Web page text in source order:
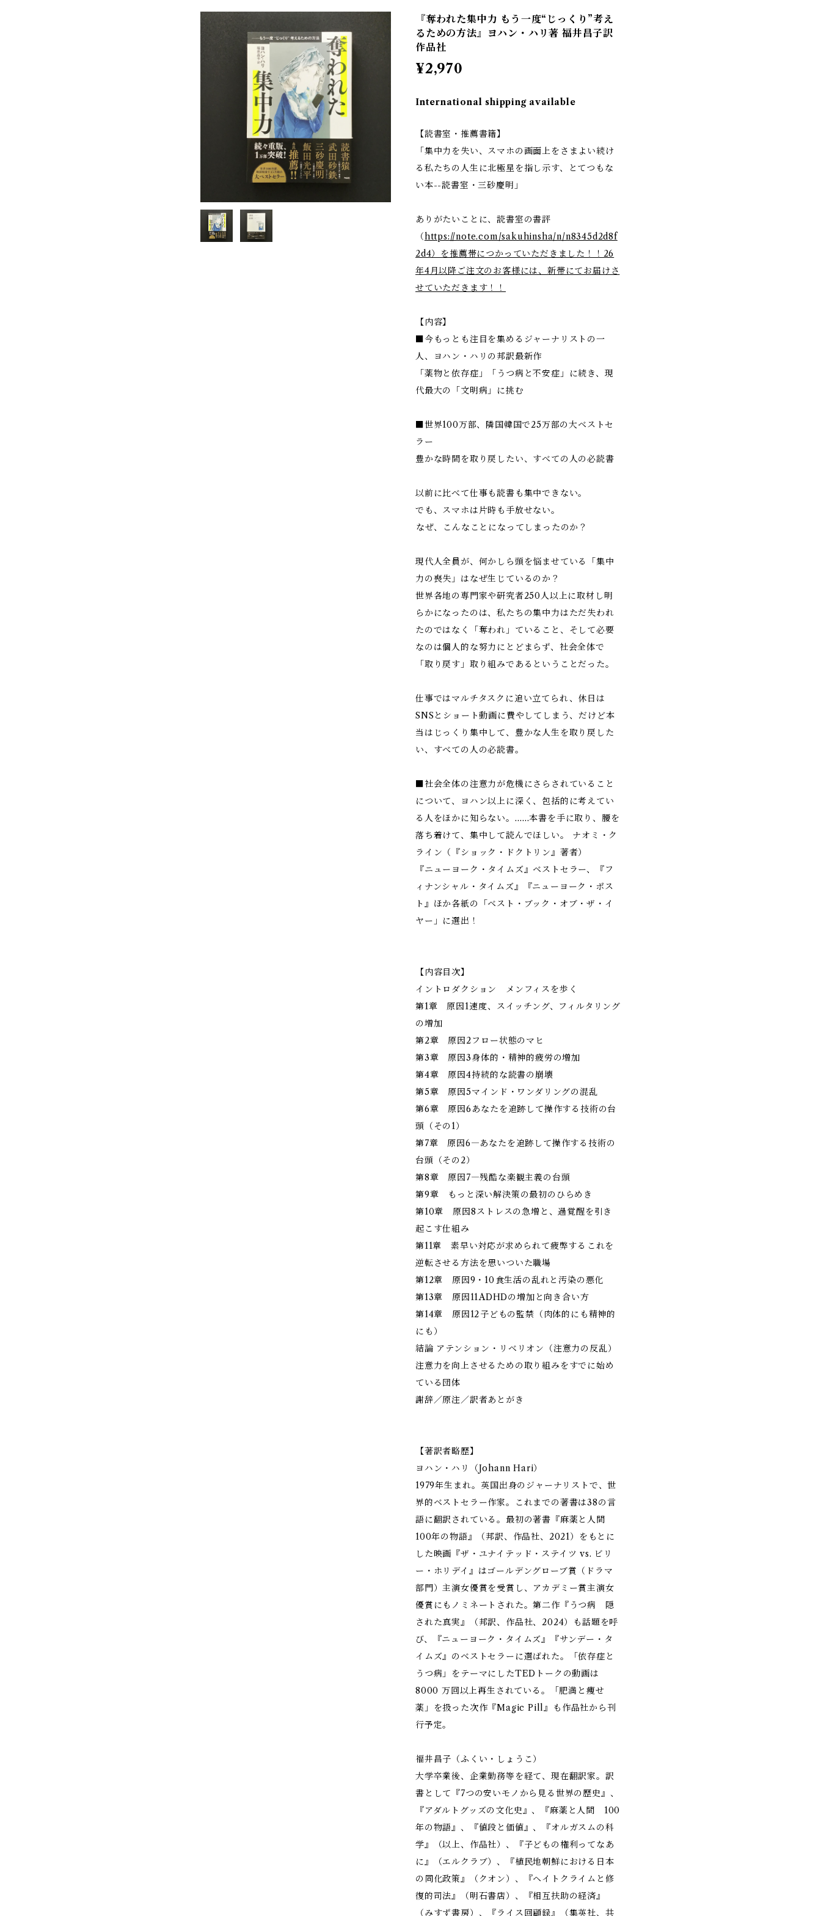
『奪われた集中力 もう一度“じっくり”考え
るための方法』ヨハン・ハリ著 福井昌子訳
作品社
¥2,970
International shipping available
【読書室・推薦書籍】
「集中力を失い、スマホの画面上をさまよい続け
る私たちの人生に北極星を指し示す、とてつもな
い本--読書室・三砂慶明」
ありがたいことに、読書室の書評
（https://note.com/sakuhinsha/n/n8345d2d8f
2d4）を推薦帯につかっていただきました！！26
年4月以降ご注文のお客様には、新帯にてお届けさ
せていただきます！！
【内容】
■今もっとも注目を集めるジャーナリストの一
人、ヨハン・ハリの邦訳最新作
「薬物と依存症」「うつ病と不安症」に続き、現
代最大の「文明病」に挑む
■世界100万部、隣国韓国で25万部の大ベストセ
ラー
豊かな時間を取り戻したい、すべての人の必読書
以前に比べて仕事も読書も集中できない。
でも、スマホは片時も手放せない。
――なぜ、こんなことになってしまったのか？
現代人全員が、何かしら頭を悩ませている「集中
力の喪失」はなぜ生じているのか？
世界各地の専門家や研究者250人以上に取材し明
らかになったのは、私たちの集中力はただ失われ
たのではなく「奪われ」ていること、そして必要
なのは個人的な努力にとどまらず、社会全体で
「取り戻す」取り組みであるということだった。
仕事ではマルチタスクに追い立てられ、休日は
SNSとショート動画に費やしてしまう、だけど本
当はじっくり集中して、豊かな人生を取り戻した
い、すべての人の必読書。
■社会全体の注意力が危機にさらされていること
について、ヨハン以上に深く、包括的に考えてい
る人をほかに知らない。……本書を手に取り、腰を
落ち着けて、集中して読んでほしい。 ――ナオミ・ク
ライン（『ショック・ドクトリン』著者）
『ニューヨーク・タイムズ』ベストセラー、『フ
ィナンシャル・タイムズ』『ニューヨーク・ポス
ト』ほか各紙の「ベスト・ブック・オブ・ザ・イ
ヤー」に選出！
【内容目次】
イントロダクション メンフィスを歩く
第1章 原因1――速度、スイッチング、フィルタリング
の増加
第2章 原因2――フロー状態のマヒ
第3章 原因3――身体的・精神的疲労の増加
第4章 原因4――持続的な読書の崩壊
第5章 原因5――マインド・ワンダリングの混乱
第6章 原因6――あなたを追跡して操作する技術の台
頭（その1）
第7章 原因6―あなたを追跡して操作する技術の
台頭（その2）
第8章 原因7―残酷な楽観主義の台頭
第9章 もっと深い解決策の最初のひらめき
第10章 原因8――ストレスの急増と、過覚醒を引き
起こす仕組み
第11章 素早い対応が求められて疲弊する――これを
逆転させる方法を思いついた職場
第12章 原因9・10――食生活の乱れと汚染の悪化
第13章 原因11――ADHDの増加と向き合い方
第14章 原因12――子どもの監禁（肉体的にも精神的
にも）
結論 アテンション・リベリオン（注意力の反乱）
注意力を向上させるための取り組みをすでに始め
ている団体
謝辞／原注／訳者あとがき
【著訳者略歴】
ヨハン・ハリ（Johann Hari）
1979年生まれ。英国出身のジャーナリストで、世
界的ベストセラー作家。これまでの著書は38の言
語に翻訳されている。最初の著書『麻薬と人間
100年の物語』（邦訳、作品社、2021）をもとに
した映画『ザ・ユナイテッド・ステイツ vs. ビリ
ー・ホリデイ』はゴールデングローブ賞（ドラマ
部門）主演女優賞を受賞し、アカデミー賞主演女
優賞にもノミネートされた。第二作『うつ病 隠
された真実』（邦訳、作品社、2024）も話題を呼
び、『ニューヨーク・タイムズ』『サンデー・タ
イムズ』のベストセラーに選ばれた。「依存症と
うつ病」をテーマにしたTEDトークの動画は
8000 万回以上再生されている。「肥満と痩せ
薬」を扱った次作『Magic Pill』も作品社から刊
行予定。
福井昌子（ふくい・しょうこ）
大学卒業後、企業勤務等を経て、現在翻訳家。訳
書として『7つの安いモノから見る世界の歴史』、
『アダルトグッズの文化史』、『麻薬と人間 100
年の物語』、『値段と価値』、『オルガスムの科
学』（以上、作品社）、『子どもの権利ってなあ
に』（エルクラブ）、『植民地朝鮮における日本
の同化政策』（クオン）、『ヘイトクライムと修
復的司法』（明石書店）、『相互扶助の経済』
（みすず書房）、『ライス回顧録』（集英社、共